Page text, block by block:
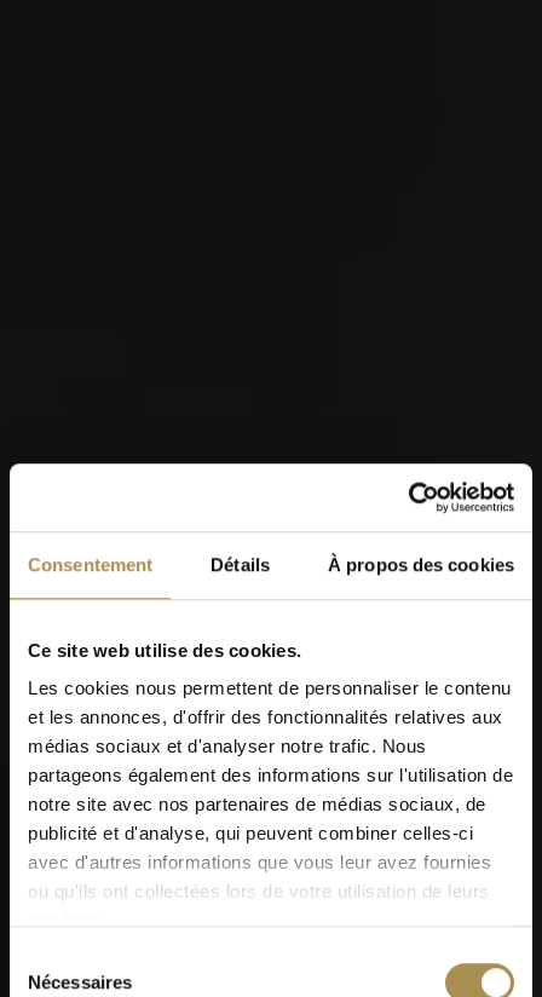
Consentement Détails À propos des cookies
Ce site web utilise des cookies.
Les cookies nous permettent de personnaliser le contenu
et les annonces, d'offrir des fonctionnalités relatives aux
médias sociaux et d'analyser notre trafic. Nous
partageons également des informations sur l'utilisation de
notre site avec nos partenaires de médias sociaux, de
publicité et d'analyse, qui peuvent combiner celles-ci
avec d'autres informations que vous leur avez fournies
ou qu'ils ont collectées lors de votre utilisation de leurs
Nécessaires